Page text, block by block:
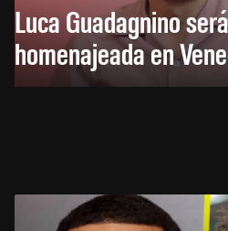
Luca Guadagnino
homenajeada en